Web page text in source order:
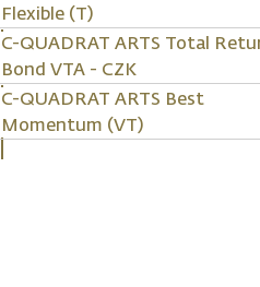
Flexible (T)
C-QUADRAT ARTS Total
Bond VTA - CZK
C-QUADRAT ARTS Best
Momentum (VT)